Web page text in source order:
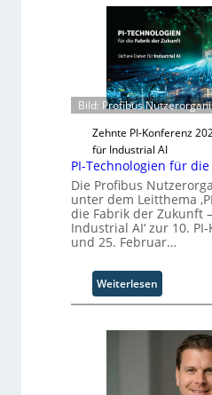
r
g
w
ä
c
h
s
t
w
e
i
t
e
r
l
i
d
S
y
s
t
e
m
T
a
m
t
r
t
n
Bild: Profibus
Zehnte PI-Konferenz
für Industrial AI
PI-Technologien für
Die Profibus
unter dem Leitthema
die Fabrik der Zukunft
Industrial AI‘ zur 10.
und 25. Februar…
Weiterlesen
P
-